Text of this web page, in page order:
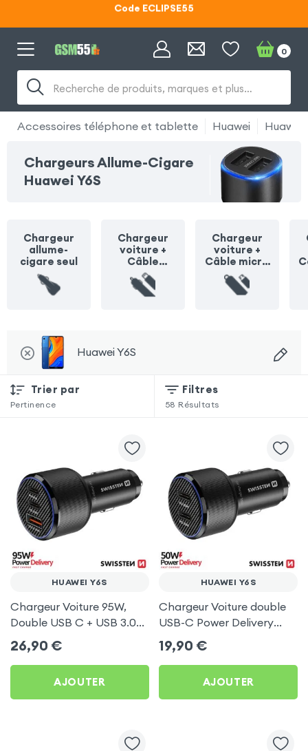
Code ECLIPSE55
Recherche de produits, marques et plus…
0
Accessoires téléphone et tablette Huawei Huawei
Chargeurs Allume-Cigare
Huawei Y6S
Chargeur
allume-
cigare seul
Chargeur
voiture +
Câble
Lightning
Chargeur
voiture +
Câble micro
USB
Huawei Y6S
Trier par
Pertinence
Filtres
58 Résultats
HUAWEI Y6S
Chargeur Voiture 95W,
Double USB C + USB 3.0
pour Huawei Y6S
26,90 €
AJOUTER
HUAWEI Y6S
Chargeur Voiture double
USB-C Power Delivery
50W - Swissten pour
Huawei Y6S
19,90 €
AJOUTER